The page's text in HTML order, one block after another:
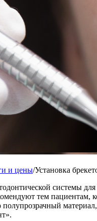
и цены/Установка
системы
тем пациентам,